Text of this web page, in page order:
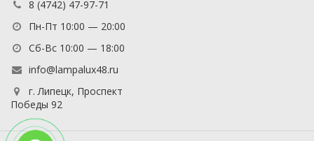
8 (4742) 47-97-71
Пн-Пт 10:00 — 20:00
Сб-Вс 10:00 — 18:00
info@lampalux48.ru
г. Липецк, Проспект
Победы 92